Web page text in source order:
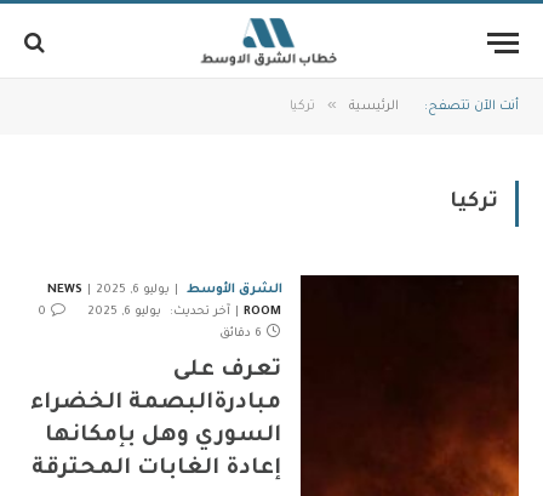
أنت الآن تتصفح: الرئيسية » تركيا
تركيا
الشرق الأوسط يوليو 6, 2025
NEWS
ROOM
آخر تحديث: يوليو 6, 2025
0
6 دقائق
تعرف على
مبادرةالبصمة الخضراء
السوري وهل بإمكانها
إعادة الغابات المحترقة